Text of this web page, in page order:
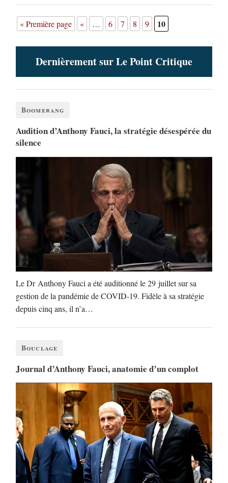
« Première page « … 6 7 8 9 10
Dernièrement sur Le Point Critique
Boomerang
Audition d’Anthony Fauci, la stratégie désespérée du
silence
Le Dr Anthony Fauci a été auditionné le 29 juillet sur sa
gestion de la pandémie de COVID-19. Fidèle à sa stratégie
depuis cinq ans, il n’a…
Bouclage
Journal d’Anthony Fauci, anatomie d’un complot